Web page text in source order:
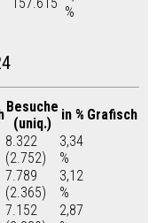
%
Besuche
(uniq.)
in % Grafisch
8.322
(2.752)
3,34
%
7.789
(2.365)
3,12
%
7.152
2,87